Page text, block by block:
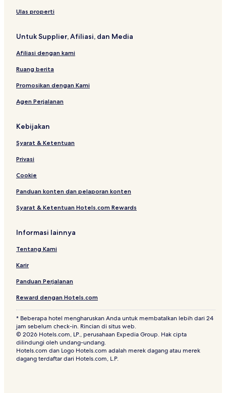
Ulas properti
Untuk Supplier, Afiliasi, dan Media
Afiliasi dengan kami
Ruang berita
Promosikan dengan Kami
Agen Perjalanan
Kebijakan
Syarat & Ketentuan
Privasi
Cookie
Panduan konten dan pelaporan konten
Syarat & Ketentuan Hotels.com Rewards
Informasi lainnya
Tentang Kami
Karir
Panduan Perjalanan
Reward dengan Hotels.com
* Beberapa hotel mengharuskan Anda untuk membatalkan lebih dari 24
jam sebelum check-in. Rincian di situs web.
© 2026 Hotels.com, LP., perusahaan Expedia Group. Hak cipta
dilindungi oleh undang-undang.
Hotels.com dan Logo Hotels.com adalah merek dagang atau merek
dagang terdaftar dari Hotels.com, L.P.